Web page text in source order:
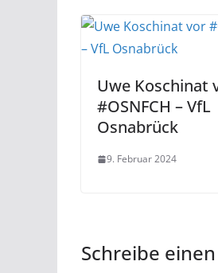
Uwe Koschinat
#OSNFCH – VfL
Osnabrück
9. Februar 2024
Schreibe